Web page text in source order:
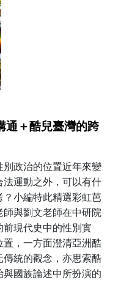
通＋酷兒臺灣的跨
政治的位置近年來變
運動之外，可以有什
小編特此精選彩虹芭
與劉文老師在中研院
現代史中的性別實
，一方面澄清亞洲酷
統的觀念，亦思索酷
國族論述中所扮演的